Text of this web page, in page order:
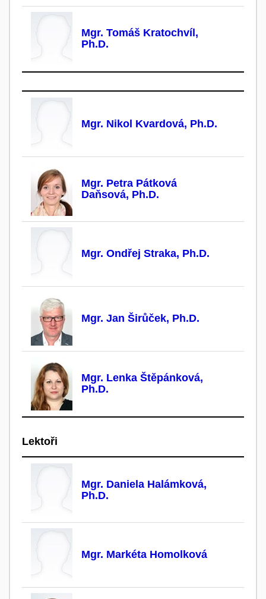
Mgr. Tomáš Kratochvíl,
Ph.D.
Mgr. Nikol Kvardová, Ph.D.
Mgr. Petra Pátková
Daňsová, Ph.D.
Mgr. Ondřej Straka, Ph.D.
Mgr. Jan Širůček, Ph.D.
Mgr. Lenka Štěpánková,
Ph.D.
Lektoři
Mgr. Daniela Halámková,
Ph.D.
Mgr. Markéta Homolková